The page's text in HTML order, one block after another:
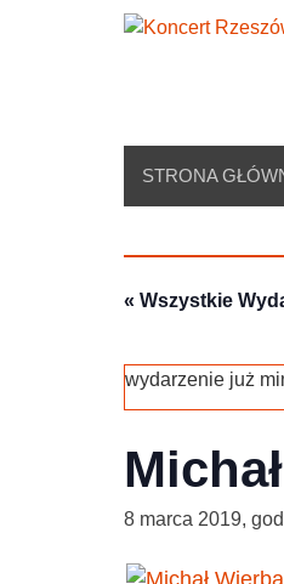
STRONA
« Wszystkie
wydarzenie już
8 marca 2019,